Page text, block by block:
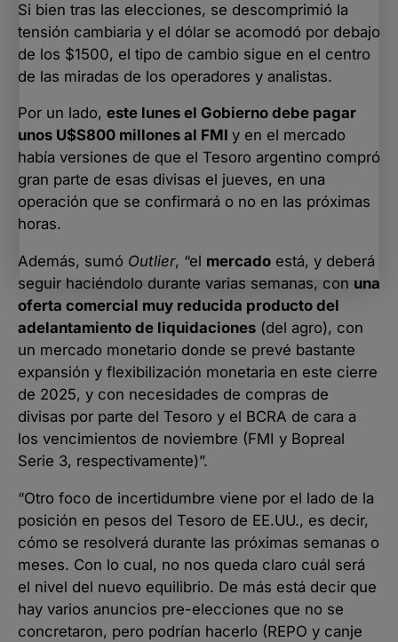
Si bien tras las elecciones, se descomprimió la
tensión cambiaria y el dólar se acomodó por debajo
de los $1500, el tipo de cambio sigue en el centro
de las miradas de los operadores y analistas.
Por un lado, este lunes el Gobierno debe pagar
unos U$S800 millones al FMI y en el mercado
había versiones de que el Tesoro argentino compró
gran parte de esas divisas el jueves, en una
operación que se confirmará o no en las próximas
horas.
Además, sumó Outlier, “el mercado está, y deberá
seguir haciéndolo durante varias semanas, con una
oferta comercial muy reducida producto del
adelantamiento de liquidaciones (del agro), con
un mercado monetario donde se prevé bastante
expansión y flexibilización monetaria en este cierre
de 2025, y con necesidades de compras de
divisas por parte del Tesoro y el BCRA de cara a
los vencimientos de noviembre (FMI y Bopreal
Serie 3, respectivamente)”.
“Otro foco de incertidumbre viene por el lado de la
posición en pesos del Tesoro de EE.UU., es decir,
cómo se resolverá durante las próximas semanas o
meses. Con lo cual, no nos queda claro cuál será
el nivel del nuevo equilibrio. De más está decir que
hay varios anuncios pre-elecciones que no se
concretaron, pero podrían hacerlo (REPO y canje